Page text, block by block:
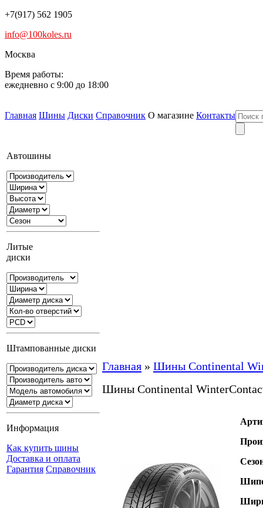
+7(917) 562 1905
info@100koles.ru
Москва
Время работы:
ежедневно с 9:00 до 18:00
Главная Шины Диски Справочник О магазине Контакты
Автошины
Литые
диски
Штампованные диски
Информация
Как купить шины
Доставка и оплата
Гарантия Справочник
Главная » Шины Continental
Шины Continental